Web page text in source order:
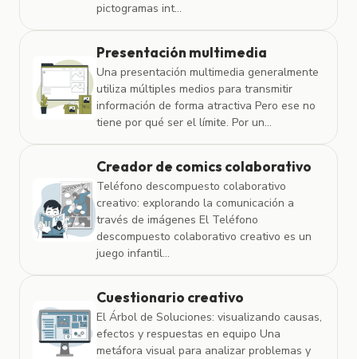
pictogramas int...
Presentación multimedia
Una presentación multimedia generalmente
utiliza múltiples medios para transmitir
información de forma atractiva Pero ese no
tiene por qué ser el límite. Por un...
Creador de comics colaborativo
Teléfono descompuesto colaborativo
creativo: explorando la comunicación a
través de imágenes El Teléfono
descompuesto colaborativo creativo es un
juego infantil...
Cuestionario creativo
El Árbol de Soluciones: visualizando causas,
efectos y respuestas en equipo Una
metáfora visual para analizar problemas y